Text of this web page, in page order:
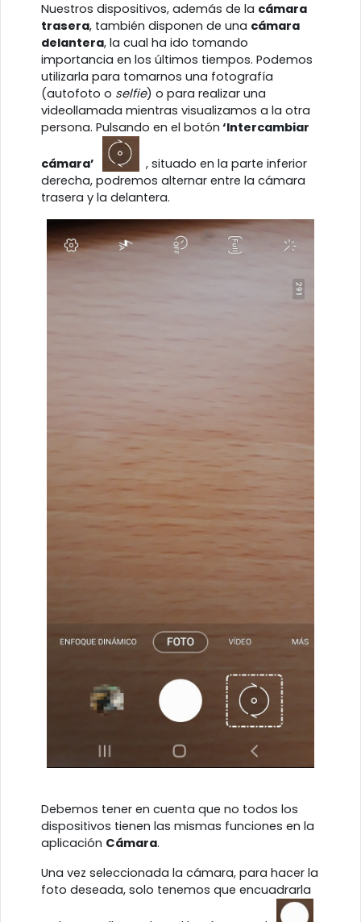
Nuestros dispositivos, además de la cámara
trasera, también disponen de una cámara
delantera, la cual ha ido tomando
importancia en los últimos tiempos. Podemos
utilizarla para tomarnos una fotografía
(autofoto o selfie) o para realizar una
videollamada mientras visualizamos a la otra
persona. Pulsando en el botón ‘Intercambiar
cámara’
, situado en la parte inferior
derecha, podremos alternar entre la cámara
trasera y la delantera.
Debemos tener en cuenta que no todos los
dispositivos tienen las mismas funciones en la
aplicación Cámara.
Una vez seleccionada la cámara, para hacer la
foto deseada, solo tenemos que encuadrarla